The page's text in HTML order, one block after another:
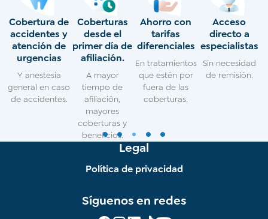
Cobertura de
accidentes y
atención de
urgencias
Y anestesia
general en caso
de accidentes.
Coberturas
desde el
primer día de
afiliación.
A mayor
tiempo de
afiliación,
mayores
coberturas y
beneficios.
Ahorro con
tarifas
diferenciales
En tratamientos
que estén por
fuera de las
coberturas.
Acceso
directo a
especialistas
Sin necesidad
de remisión.
1 2 3 4 5
Legal
Política de privacidad
Síguenos en redes